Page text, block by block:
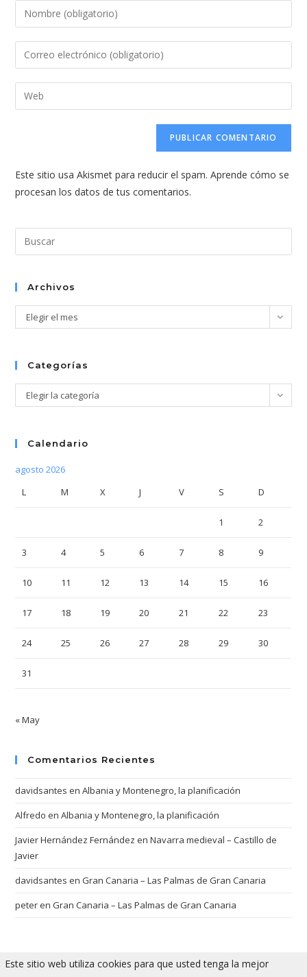
Introduce
tu
nombre
de
usuario
Introduce
tu
dirección
de
comentar
Introduce
la
web
(opcional)
Este sitio usa Akismet para reducir el spam.Aprende cómo se
procesan los datos de tus comentarios.
el
Archivos
Archivos
Elegir el mes
Categorías
Categorías
Elegir la categoría
Calendario
agosto 2026
L
M X J V S D
1 2
3 4 5 6 7 8 9
10 11 12 13 14 15 16
17 18 19 20 21 22 23
24 25 26 27 28 29 30
31
« May
Comentarios Recientes
davidsantes enAlbania y Montenegro, la planificación
Alfredo enAlbania y Montenegro, la planificación
Javier Hernández Fernández enNavarra medieval – Castillo de
Javier
davidsantes enGran Canaria – Las Palmas de Gran Canaria
peterenGran Canaria – Las Palmas de Gran Canaria
Este sitio web utiliza cookies para que usted tenga la mejor